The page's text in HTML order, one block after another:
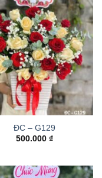
ĐC – G129
500.000 ₫